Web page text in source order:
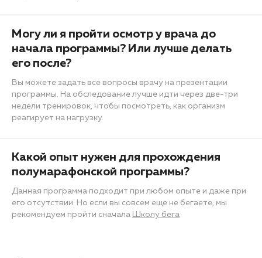
Могу ли я пройти осмотр у врача до
начала программы? Или лучше делать
его после?
Вы можете задать все вопросы врачу на презентации
программы. На обследование лучше идти через две-три
недели тренировок, чтобы посмотреть, как организм
реагирует на нагрузку.
Какой опыт нужен для прохождения
полумарафонской программы?
Данная программа подходит при любом опыте и даже при
его отсутствии. Но если вы совсем еще не бегаете, мы
рекомендуем пройти сначала Школу бега